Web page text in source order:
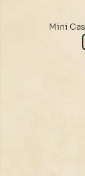
Mini